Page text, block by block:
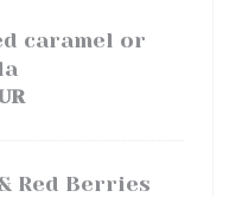
caramel or
Red Berries